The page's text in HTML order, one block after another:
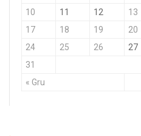
« Gru
10 11 12 13
17
18 19 20
24
25 26 27
31